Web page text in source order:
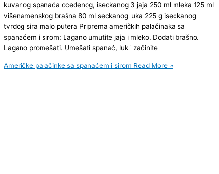
kuvanog spanaća oceđenog, iseckanog 3 jaja 250 ml mleka 125 ml
višenamenskog brašna 80 ml seckanog luka 225 g iseckanog
tvrdog sira malo putera Priprema američkih palačinaka sa
spanaćem i sirom: Lagano umutite jaja i mleko. Dodati brašno.
Lagano promešati. Umešati spanać, luk i začinite
Američke palačinke sa spanaćem i sirom Read More »